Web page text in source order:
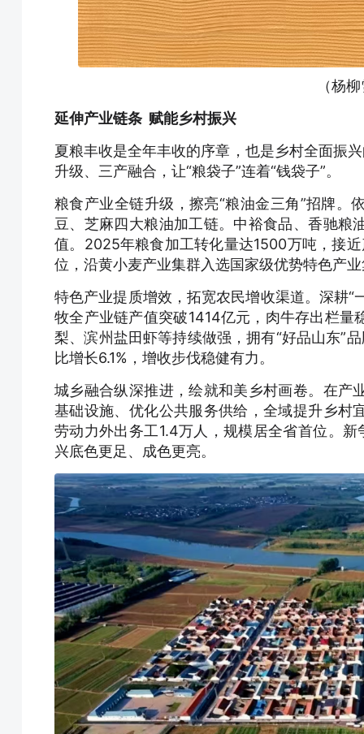
（杨
延伸产业链条 赋能乡村振兴
夏粮丰收是全年丰收的序章，也是乡村全面振
升级、三产融合，让“粮袋子”连着“钱袋子”。
粮食产业全链升级，擦亮“粮油金三角”招牌。
豆、芝麻四大粮油加工链。中裕食品、香驰粮
值。2025年粮食加工转化量达1500万吨，接
位，沿黄小麦产业集群入选国家级优势特色产
特色产业提质增效，拓宽农民增收渠道。深耕
牧全产业链产值突破1414亿元，肉牛存出栏
梨、滨州盐田虾等持续做强，拥有“好品山东”
比增长6.1%，增收步伐稳健有力。
城乡融合纵深推进，绘就和美乡村画卷。在产
基础设施、优化公共服务供给，全域提升乡村
劳动力外出务工1.4万人，规模居全省首位。
兴底色更足、成色更亮。